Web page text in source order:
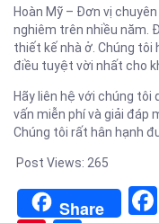
Hoàn Mỹ – Đơn vị
nghiêm trên nhiều năm.
thiết kế nhà ở. Chúng tôi
điều tuyệt vời nhất cho
Hãy liên hệ với chúng tôi
vấn miễn phí và giải đáp
Chúng tôi rất hân hạnh
Post Views: 265
Share